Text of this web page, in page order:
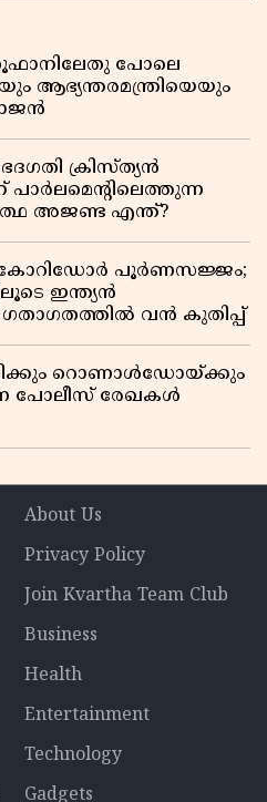
പോലെ
ആഭ്യന്തരമന്ത്രിയെയും
ക്രിസ്ത്യൻ
പാർലമെന്റിലെത്തുന്ന
അജണ്ട എന്ത്?
കോറിഡോർ പൂർണസജ്ജം;
ഇന്ത്യൻ
വൻ കുതിപ്പ്
റൊണാൾഡോയ്ക്കും
പോലീസ് രേഖകൾ
About Us
Privacy Policy
Join Kvartha Team Club
Business
Health
Entertainment
Technology
Gadgets